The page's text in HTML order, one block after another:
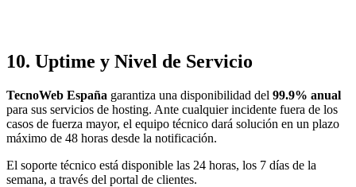
10. Uptime y Nivel de Servicio
TecnoWeb España garantiza una disponibilidad del 99.9% anual
para sus servicios de hosting. Ante cualquier incidente fuera de los
casos de fuerza mayor, el equipo técnico dará solución en un plazo
máximo de 48 horas desde la notificación.
El soporte técnico está disponible las 24 horas, los 7 días de la
semana, a través del portal de clientes.